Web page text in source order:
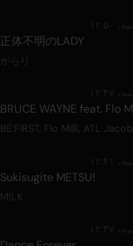
正体不明のLADY
がらり
BE:FIRST Flo Milli ATL Jacob
Sukisugite METSU!
M!LK